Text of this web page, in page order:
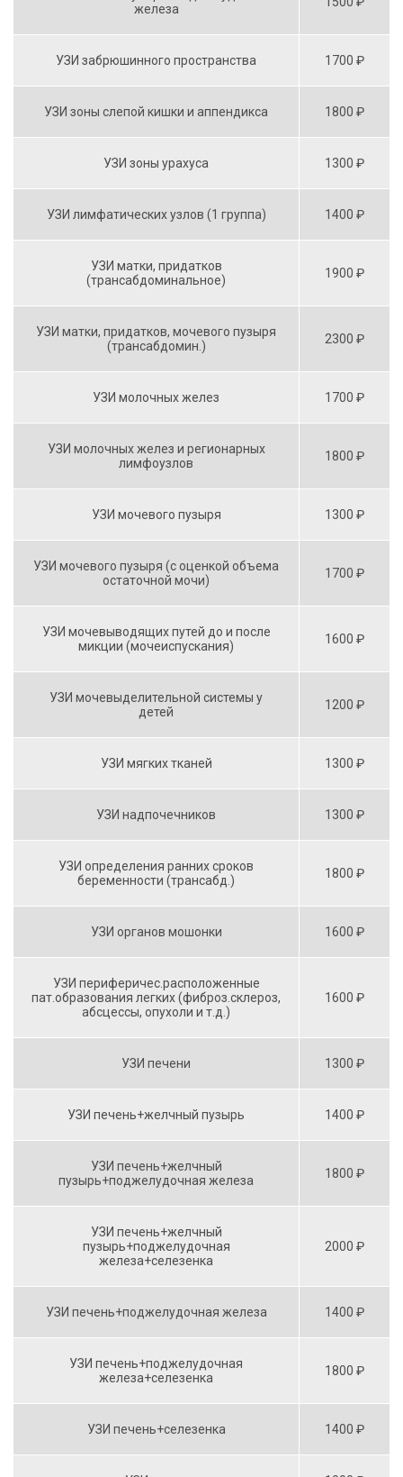
железа
УЗИ забрюшинного пространства 1700 ₽
УЗИ зоны слепой кишки и аппендикса 1800 ₽
УЗИ зоны урахуса 1300 ₽
УЗИ лимфатических узлов (1 группа) 1400 ₽
УЗИ матки, придатков
(трансабдоминальное)
1900 ₽
УЗИ матки, придатков, мочевого пузыря
(трансабдомин.)
2300 ₽
УЗИ молочных желез 1700 ₽
УЗИ молочных желез и регионарных
лимфоузлов
1800 ₽
УЗИ мочевого пузыря 1300 ₽
УЗИ мочевого пузыря (с оценкой объема
остаточной мочи)
1700 ₽
УЗИ мочевыводящих путей до и после
микции (мочеиспускания)
1600 ₽
УЗИ мочевыделительной системы у
детей
1200 ₽
УЗИ мягких тканей 1300 ₽
УЗИ надпочечников 1300 ₽
УЗИ определения ранних сроков
беременности (трансабд.)
1800 ₽
УЗИ органов мошонки 1600 ₽
УЗИ периферичес.расположенные
пат.образования легких (фиброз.склероз,
абсцессы, опухоли и т.д.)
1600 ₽
УЗИ печени 1300 ₽
УЗИ печень+желчный пузырь 1400 ₽
УЗИ печень+желчный
пузырь+поджелудочная железа
1800 ₽
УЗИ печень+желчный
пузырь+поджелудочная
железа+селезенка
2000 ₽
УЗИ печень+поджелудочная железа 1400 ₽
УЗИ печень+поджелудочная
железа+селезенка
1800 ₽
УЗИ печень+селезенка 1400 ₽